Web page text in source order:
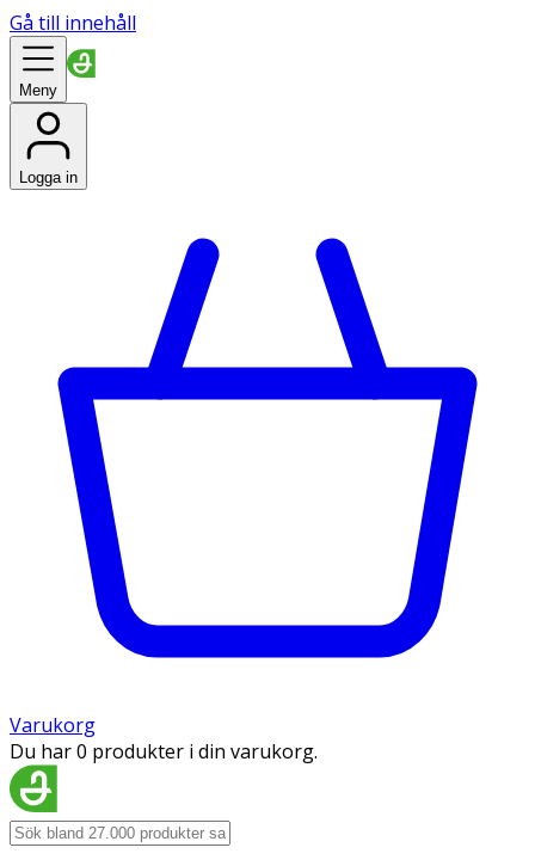
Gå till innehåll
Meny
Logga in
Varukorg
Du har 0 produkter i din varukorg.